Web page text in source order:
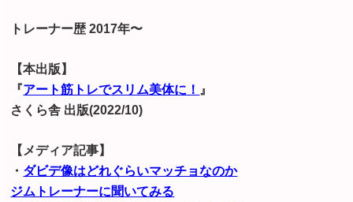
トレーナー歴 2017年〜
【本出版】
『アート筋トレでスリム美体に！ 』
さくら舎 出版(2022/10)
【メディア記事】
・ ダビデ像はどれぐらいマッチョなのか
ジムトレーナーに聞いてみる